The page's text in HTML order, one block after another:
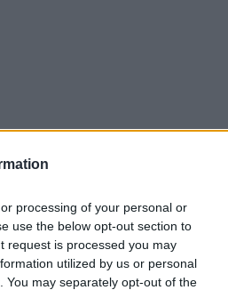
processing of your personal or
use the below opt-out section to
request is processed you may
utilized by us or personal
may separately opt-out of the